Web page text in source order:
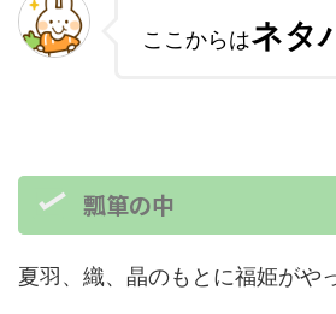
ここからはネタ
瓢箪の中
夏羽、織、晶のもとに福姫がや